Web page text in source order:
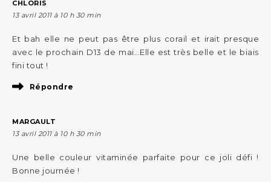
CHLORIS
13 avril 2011 à 10 h 30 min
Et bah elle ne peut pas être plus corail et irait presque
avec le prochain D13 de mai…Elle est très belle et le biais
fini tout !
Répondre
MARGAULT
13 avril 2011 à 10 h 30 min
Une belle couleur vitaminée parfaite pour ce joli défi !
Bonne journée !